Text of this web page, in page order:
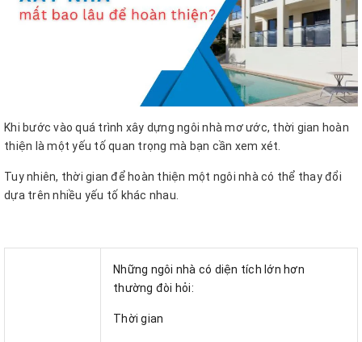
Khi bước vào quá trình xây dựng ngôi nhà mơ ước, thời gian hoàn
thiện là một yếu tố quan trọng mà bạn cần xem xét.
Tuy nhiên, thời gian để hoàn thiện một ngôi nhà có thể thay đổi
dựa trên nhiều yếu tố khác nhau.
Những ngôi nhà có diện tích lớn hơn
thường đòi hỏi:
Thời gian